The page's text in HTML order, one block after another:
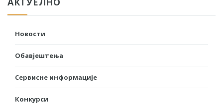
Новости
Обавјештења
Сервисне информације
Конкурси